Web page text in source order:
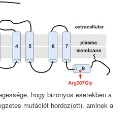
hogy bizonyos esetekben a
mutációt hordoz(ott), aminek a